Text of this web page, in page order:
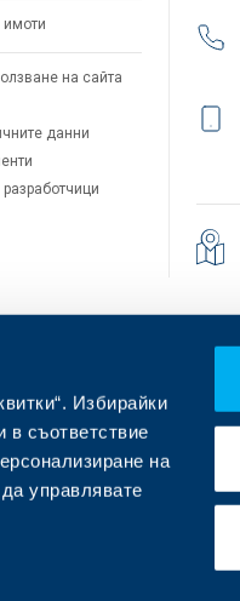
Избирайки
в съответствие
на
управлявате
на сайта
данни
разработчици
Намерете ни в